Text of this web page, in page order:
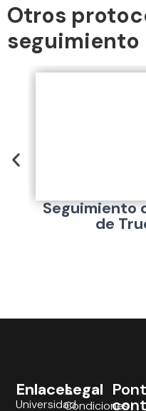
Otros
seguimiento
Seguimiento
de
Legal
Condiciones
Enlaces
Universidad